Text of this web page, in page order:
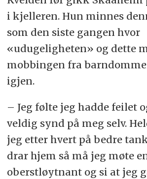
i kjelleren. Hun minnes
som den siste gangen hvor
«udugeligheten» og dette
mobbingen fra
igjen.
– Jeg følte jeg hadde feilet
veldig synd på meg selv.
jeg etter hvert på bedre
drar hjem så må jeg møte
oberstløytnant og si at jeg